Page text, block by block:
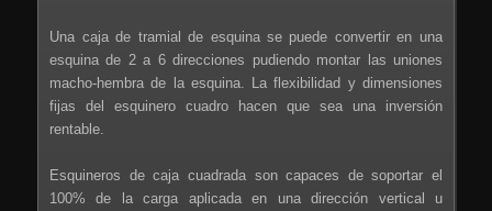
Una caja de tramial de esquina se puede convertir en una
esquina de 2 a 6 direcciones pudiendo montar las uniones
macho-hembra de la esquina. La flexibilidad y dimensiones
fijas del esquinero cuadro hacen que sea una inversión
rentable.
Esquineros de caja cuadrada son capaces de soportar el
100% de la carga aplicada en una dirección vertical u